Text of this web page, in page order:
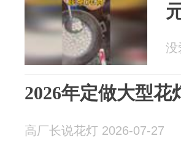
没
2026年定做大型
高厂长说花灯 2026-07-27